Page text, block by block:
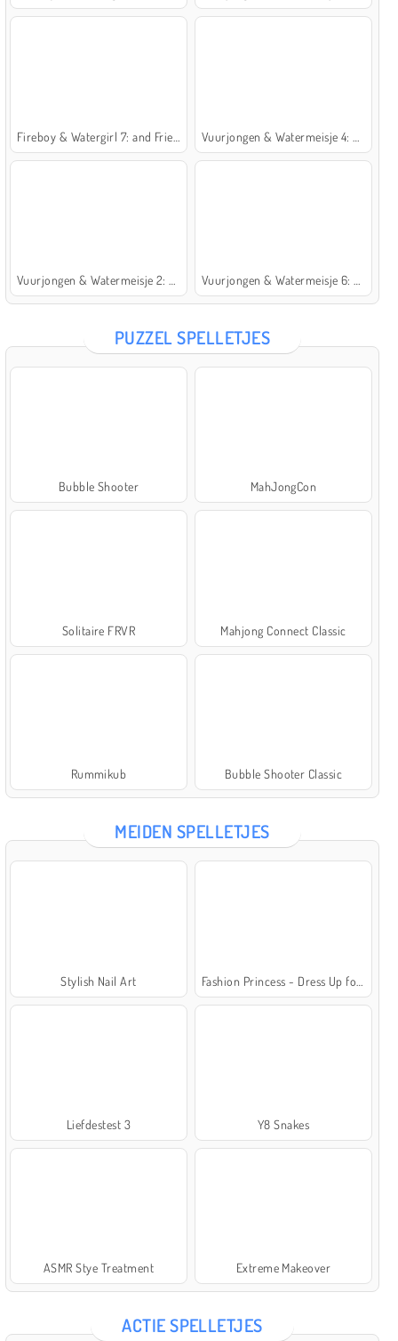
PUZZEL SPELLETJES
Bubble Shooter MahJongCon
Solitaire FRVR Mahjong Connect Classic
Rummikub Bubble Shooter Classic
MEIDEN SPELLETJES
Stylish Nail Art
Liefdestest 3 Y8 Snakes
ASMR Stye Treatment Extreme Makeover
ACTIE SPELLETJES